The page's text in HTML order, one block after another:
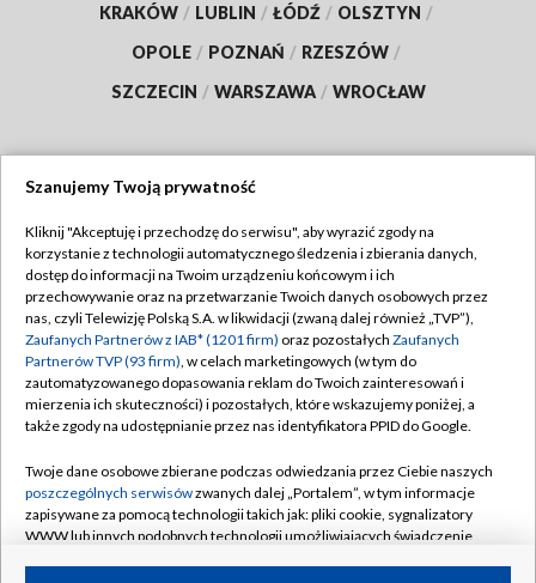
KRAKÓW / LUBLIN / ŁÓDŹ / OLSZTYN /
OPOLE / POZNAŃ / RZESZÓW /
SZCZECIN / WARSZAWA / WROCŁAW
TVP
Abonament TVP
Emisja w TVP
Centrum informacji TVP
Naziemna Telewizja Cyfrowa
Rada Programowa
System NOS
Informacje o nadawcy
Regulamin TVP
Polityka prywatności
Moje zgody
Pomoc
Kontakt
Kanały
Szanujemy Twoją prywatność
Kliknij "Akceptuję i przechodzę do serwisu", aby wyrazić zgody na
korzystanie z technologii automatycznego śledzenia i zbierania danych,
dostęp do informacji na Twoim urządzeniu końcowym i ich
przechowywanie oraz na przetwarzanie Twoich danych osobowych przez
nas, czyli Telewizję Polską S.A. w likwidacji (zwaną dalej również „TVP”),
Zaufanych Partnerów z IAB* (1201 firm) oraz pozostałych Zaufanych
Partnerów TVP (93 firm), w celach marketingowych (w tym do
zautomatyzowanego dopasowania reklam do Twoich zainteresowań i
mierzenia ich skuteczności) i pozostałych, które wskazujemy poniżej, a
także zgody na udostępnianie przez nas identyfikatora PPID do Google.
Twoje dane osobowe zbierane podczas odwiedzania przez Ciebie naszych
poszczególnych serwisówzwanych dalej „Portalem”, w tym informacje
zapisywane za pomocą technologii takich jak: pliki cookie, sygnalizatory
WWW lub innych podobnych technologii umożliwiających świadczenie